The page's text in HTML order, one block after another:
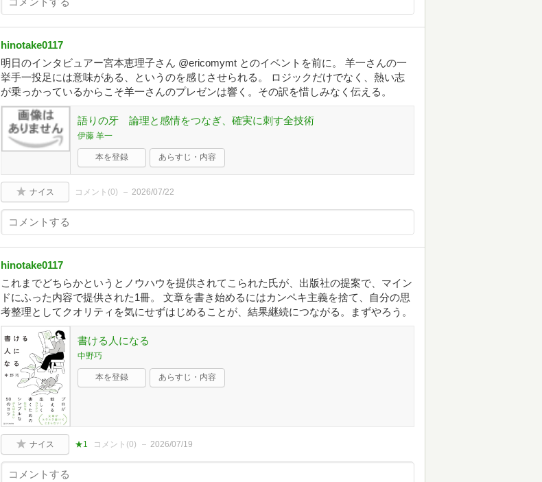
hinotake0117
明日のインタビュアー宮本恵理子さん @ericomymt とのイベントを前に。 羊一さんの一
挙手一投足には意味がある、というのを感じさせられる。 ロジックだけでなく、熱い志
が乗っかっているからこそ羊一さんのプレゼンは響く。その訳を惜しみなく伝える。
語りの牙 論理と感情をつなぎ、確実に刺す全技術
伊藤 羊一
本を登録 あらすじ・内容
ナイス コメント(0) 2026/07/22
hinotake0117
これまでどちらかというとノウハウを提供されてこられた氏が、出版社の提案で、マイン
ドにふった内容で提供された1冊。 文章を書き始めるにはカンペキ主義を捨て、自分の思
考整理としてクオリティを気にせずはじめることが、結果継続につながる。まずやろう。
書ける人になる
中野巧
本を登録 あらすじ・内容
ナイス ★1 コメント(0) 2026/07/19